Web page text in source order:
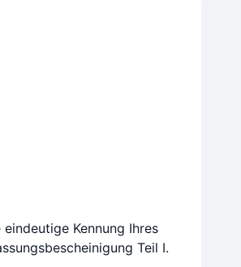
Kennung Ihres
Teil I.